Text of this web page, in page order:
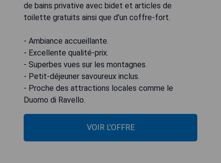
de bains privative avec bidet et articles de
toilette gratuits ainsi que d'un coffre-fort.
- Ambiance accueillante.
- Excellente qualité-prix.
- Superbes vues sur les montagnes.
- Petit-déjeuner savoureux inclus.
- Proche des attractions locales comme le
Duomo di Ravello.
VOIR L'OFFRE